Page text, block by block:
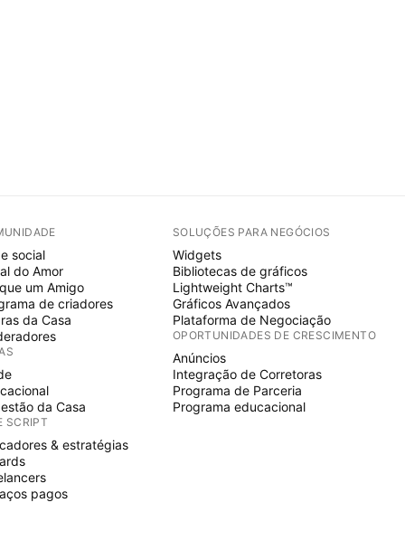
social
do Amor
um Amigo
de criadores
da Casa
da Casa
SCRIPT
& estratégias
pagos
SOLUÇÕES PARA NEGÓCIOS
Widgets
Bibliotecas de gráficos
Lightweight Charts™
Gráficos Avançados
Plataforma de Negociação
OPORTUNIDADES DE CRESCIMENTO
Anúncios
Integração de Corretoras
Programa de Parceria
Programa educacional